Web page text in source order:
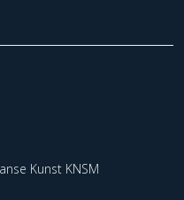
Kunst KNSM